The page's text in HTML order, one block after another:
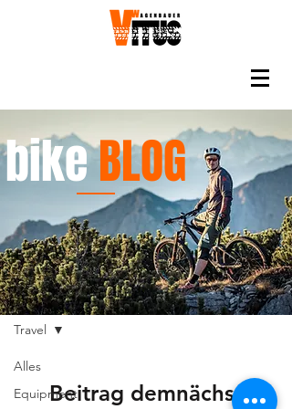
BLOG
Alles
Equipment
Travel
Beitrag demnächst
bikeBLOG